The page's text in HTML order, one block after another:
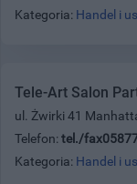
Kategoria: Handel i
Tele-Art Salon
ul. Żwirki 41
Telefon: tel./
Kategoria: Handel i